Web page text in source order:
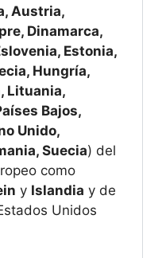
Austria,
Dinamarca,
Estonia,
Hungría,
Lituania,
Bajos,
Unido,
Suecia) del
como
y Islandia y de
Unidos